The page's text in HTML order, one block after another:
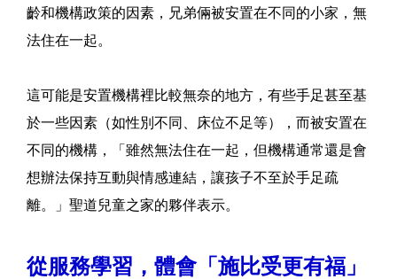
齡和機構政策的因素，兄弟倆被安置在不同的小家，無
法住在一起。
這可能是安置機構裡比較無奈的地方，有些手足甚至基
於一些因素（如性別不同、床位不足等），而被安置在
不同的機構，「雖然無法住在一起，但機構通常還是會
想辦法保持互動與情感連結，讓孩子不至於手足疏
離。」聖道兒童之家的夥伴表示。
從服務學習，體會「施比受更有福」